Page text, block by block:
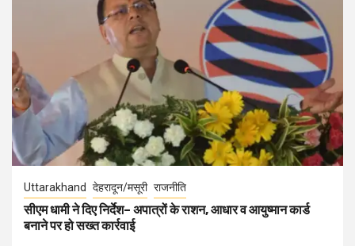
Uttarakhand देहरादून/मसूरी राजनीति
सीएम धामी ने दिए निर्देश– अपात्रों के राशन, आधार व आयुष्मान कार्ड
बनाने पर हो सख्त कार्रवाई